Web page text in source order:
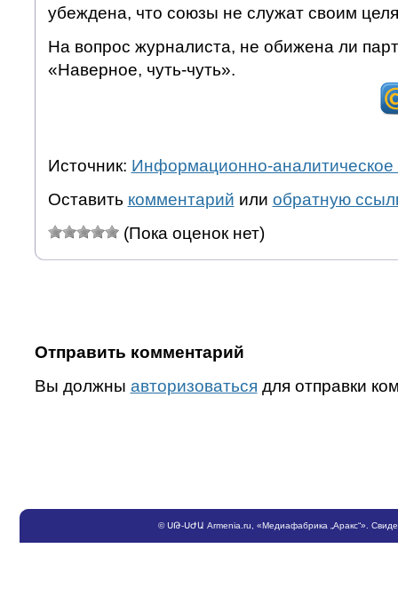
убеждена, что союзы не служат своим
На вопрос журналиста, не обижена ли
«Наверное, чуть-чуть».
Источник: Информационно-аналитическое
Оставить комментарий или обратную
(Пока оценок нет)
Отправить комментарий
Вы должны авторизоваться для отправки
©ՍԹ-ՍԺԱ Armenia.ru , «Медиафабрика „Аракс“».